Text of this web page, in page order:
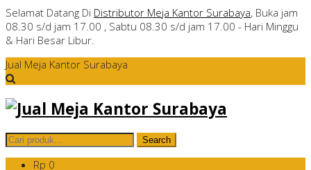
Selamat Datang Di Distributor Meja Kantor Surabaya, Buka jam
08.30 s/d jam 17.00 , Sabtu 08.30 s/d jam 17.00 - Hari Minggu
& Hari Besar Libur.
Jual Meja Kantor Surabaya
Rp 0